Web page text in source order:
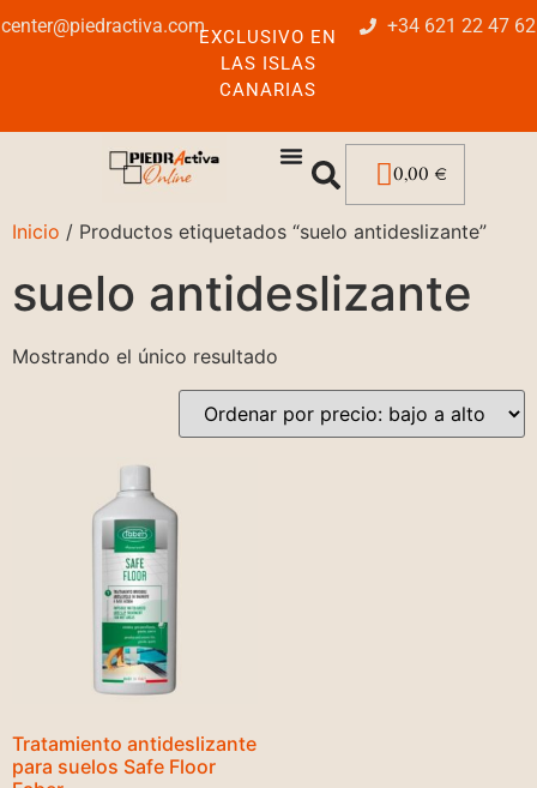
center@piedractiva.comEXCLUSIVO EN
LAS ISLAS
CANARIAS
+34 621 22 47 62
0,00 €
Inicio / Productos etiquetados “suelo antideslizante”
suelo antideslizante
Mostrando el único resultado
Tratamiento antideslizante
para suelos Safe Floor